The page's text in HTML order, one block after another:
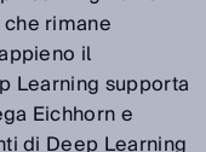
rimane
il
Learning supporta
Eichhorn e
di Deep Learning